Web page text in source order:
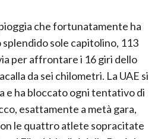
che fortunatamente ha
splendido sole capitolino, 113
per affrontare i 16 giri dello
da sei chilometri. La UAE si
e ha bloccato ogni tentativo di
esattamente a metà gara,
le quattro atlete sopracitate